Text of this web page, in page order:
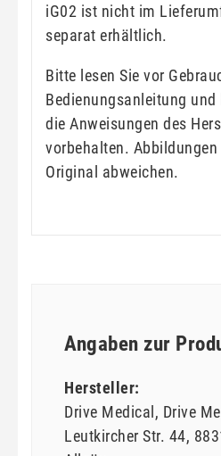
iG02 ist nicht im
separat erhältlich.
Bitte lesen Sie vor
Bedienungsanleitung
die Anweisungen des
vorbehalten. Abbildungen
Original abweichen.
Angaben zur
Hersteller:
Drive Medical
Drive
Leutkircher Str. 44